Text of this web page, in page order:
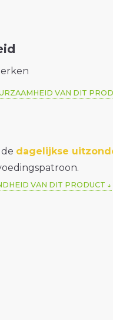
VAN DIT
dagelijkse
VAN DIT PRODUCT